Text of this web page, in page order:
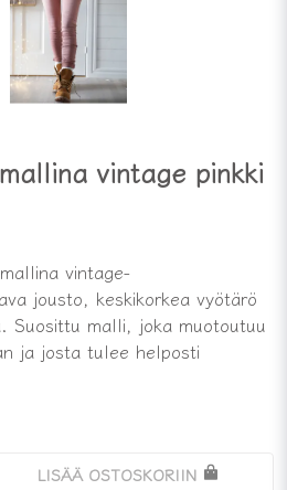
vintage pinkki
vintage-
jousto, keskikorkea vyötärö
Suosittu malli, joka muotoutuu
ja josta tulee helposti
LISÄÄ OSTOSKORIIN